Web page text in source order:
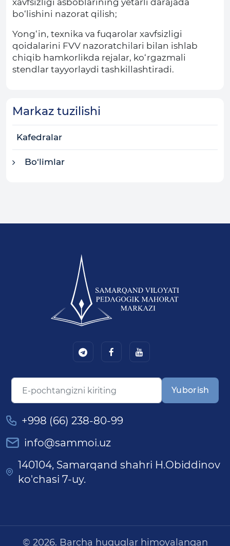
xavfsizligi asboblarining yetarli darajada
bo‘lishini nazorat qilish;
Yong‘in, texnika va fuqarolar xavfsizligi
qoidalarini FVV nazoratchilari bilan ishlab
chiqib hamkorlikda rejalar, ko‘rgazmali
stendlar tayyorlaydi tashkillashtiradi.
Markaz tuzilishi
Kafedralar
Bo‘limlar
Yuborish
+998 (66) 238-80-99
info@sammoi.uz
140104, Samarqand shahri H.Obiddinov
ko'chasi 7-uy.
© 2026. Barcha huquqlar himoyalangan